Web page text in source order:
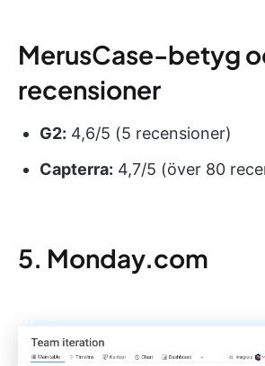
MerusCase-betyg
recensioner
G2: 4,6/5 (5 recensioner)
Capterra: 4,7/5 (över 80
5. Monday.com